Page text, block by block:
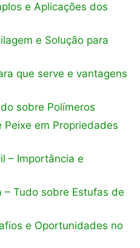
e Aplicações dos
e Solução para
que serve e vantagens
sobre Polímeros
Peixe em Propriedades
– Importância e
– Tudo sobre Estufas de
e Oportunidades no